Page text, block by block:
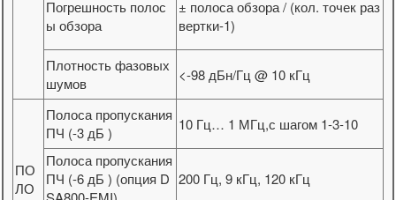
Погрешность полос
ы обзора
± полоса обзора / (кол. точек раз
вертки-1)
Плотность фазовых
шумов
<-98 дБн/Гц @ 10 кГц
ПО
ЛО
Полоса пропускания
ПЧ (-3 дБ )
10 Гц… 1 МГц,с шагом 1-3-10
Полоса пропускания
ПЧ (-6 дБ ) (опция D 200 Гц, 9 кГц, 120 кГц